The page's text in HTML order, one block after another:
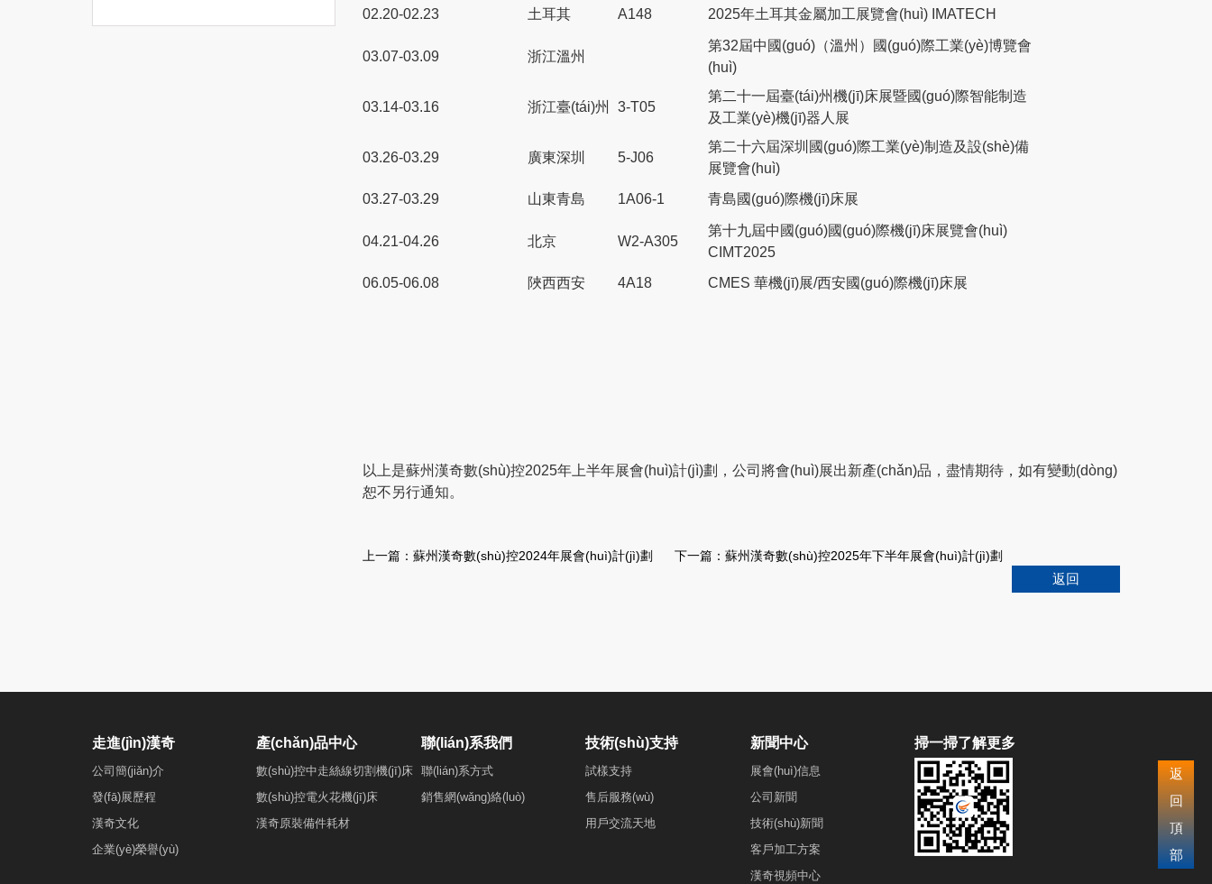
02.20-02.23 土耳其 A148 2025年土耳其金屬加工展覽會(huì) IMATECH
03.07-03.09 浙江溫州
第32屆中國(guó)（溫州）國(guó)際工業(yè)博覽會
(huì)
03.14-03.16 浙江臺(tái)州 3-T05
第二十一屆臺(tái)州機(jī)床展暨國(guó)際智能制造
及工業(yè)機(jī)器人展
03.26-03.29 廣東深圳 5-J06
第二十六屆深圳國(guó)際工業(yè)制造及設(shè)備
展覽會(huì)
03.27-03.29
山東青島 1A06-1 青島國(guó)際機(jī)床展
04.21-04.26 北京 W2-A305
第十九屆中國(guó)國(guó)際機(jī)床展覽會(huì)
CIMT2025
06.05-06.08
陜西西安 4A18 CMES 華機(jī)展/西安國(guó)際機(jī)床展
以上是蘇州漢奇數(shù)控2025年上半年展會(huì)計(jì)劃，公司將會(huì)展出新產(chǎn)品，盡情期待，如有變動(dòng)
恕不另行通知。
上一篇： 蘇州漢奇數(shù)控2024年展會(huì)計(jì)劃 下一篇： 蘇州漢奇數(shù)控2025年下半年展會(huì)計(jì)劃
返回
走進(jìn)漢奇
公司簡(jiǎn)介
發(fā)展歷程
漢奇文化
企業(yè)榮譽(yù)
產(chǎn)品中心
數(shù)控中走絲線切割機(jī)床
數(shù)控電火花機(jī)床
漢奇原裝備件耗材
聯(lián)系我們
聯(lián)系方式
銷售網(wǎng)絡(luò)
技術(shù)支持
試樣支持
售后服務(wù)
用戶交流天地
新聞中心
展會(huì)信息
公司新聞
技術(shù)新聞
客戶加工方案
漢奇視頻中心
掃一掃了解更多
返
回
頂
部